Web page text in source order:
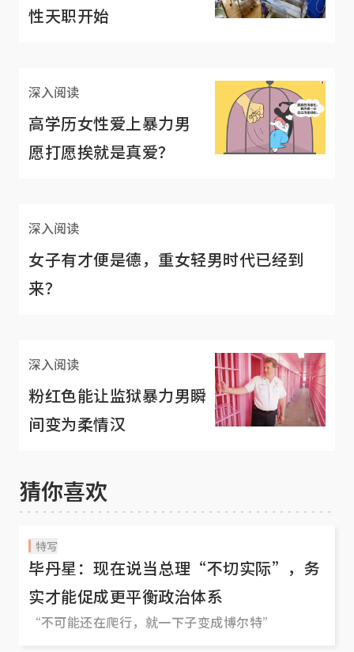
性天职开始
深入阅读
高学历女性爱上暴力男
愿打愿挨就是真爱？
深入阅读
女子有才便是德，重女轻男时代已经到
来？
深入阅读
粉红色能让监狱暴力男瞬
间变为柔情汉
猜你喜欢
特写
毕丹星：现在说当总理“不切实际”，务
实才能促成更平衡政治体系
“不可能还在爬行，就一下子变成博尔特”